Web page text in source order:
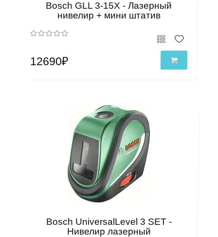
Bosch GLL 3-15X - Лазерный
нивелир + мини штатив
12690₽
Bosch UniversalLevel 3 SET -
Нивелир лазерный